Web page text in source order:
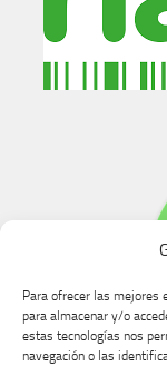
Para ofrecer las mejores
para almacenar y/o
estas tecnologías nos
navegación o las